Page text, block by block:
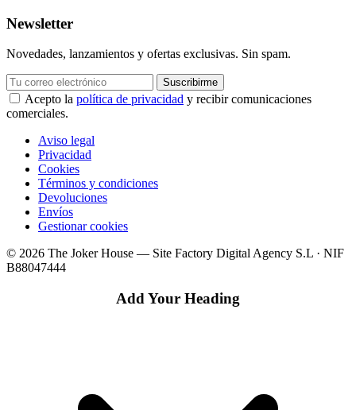
Newsletter
Novedades, lanzamientos y ofertas exclusivas. Sin spam.
Suscribirme
Acepto la política de privacidad y recibir comunicaciones
comerciales.
Aviso legal
Privacidad
Cookies
Términos y condiciones
Devoluciones
Envíos
Gestionar cookies
© 2026 The Joker House — Site Factory Digital Agency S.L · NIF
B88047444
Add Your Heading